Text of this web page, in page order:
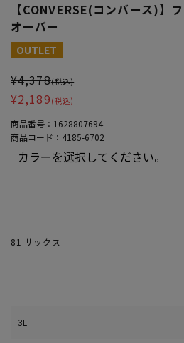
【CONVERSE(コンバース)】
オーバー
大きいサイズ レディース 【
OUTLET
¥4,378(税込)
¥2,189 (税込)
商品番号： 1628807694
商品コード： 4185-6702
81 サックス
3L